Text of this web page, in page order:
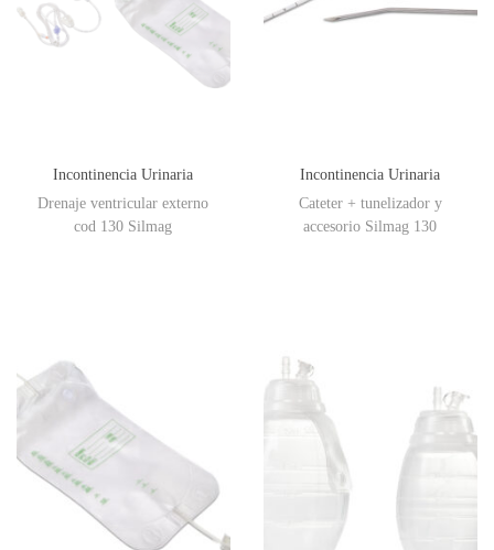
Incontinencia Urinaria
Drenaje ventricular externo
cod 130 Silmag
Incontinencia Urinaria
Cateter + tunelizador y
accesorio Silmag 130